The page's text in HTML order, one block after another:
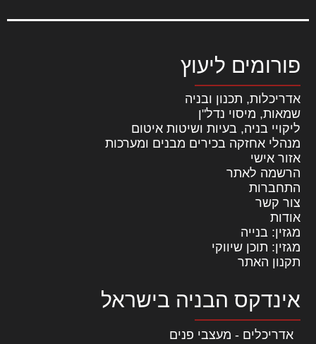
פורומים ליעוץ
אדריכלות, תכנון ובניה
שמאות, מיסוי נדל"ן
ליקויי בניה, בעיות ושיטות איטום
מנהלי אחזקה בכירים מבנים ומערכות
אזור אישי
הרשמה לאתר
התחברות
צור קשר
אודות
מגזין: בנייה
מגזין: תוכן שיווקי
תקנון האתר
אינדקס הבניה בישראל
אדריכלים - מעצבי פנים